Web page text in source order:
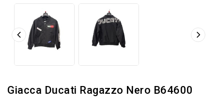
Giacca Ducati Ragazzo Nero B64600